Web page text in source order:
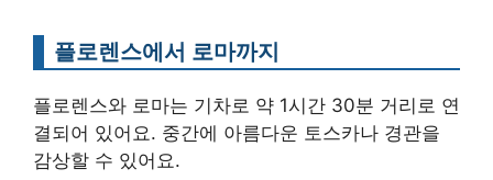
플로렌스에서 로마까지
플로렌스와 로마는 기차로 약 1시간 30분 거리로 연
결되어 있어요. 중간에 아름다운 토스카나 경관을
감상할 수 있어요.